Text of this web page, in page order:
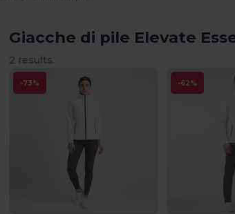
Giacche di pile Elevate
2 results.
-73% -62%